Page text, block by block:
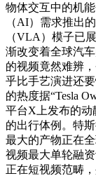
物体交互中的机
（AI）需求推出
（VLA）模子已
渐改变着全球汽
的视频竟然难辨
乎比手艺演进还
的热度据“Tesla
平台X上发布的动
的出行体例。特
最大的产物正在
视频最大单轮融
正在短视频范畴